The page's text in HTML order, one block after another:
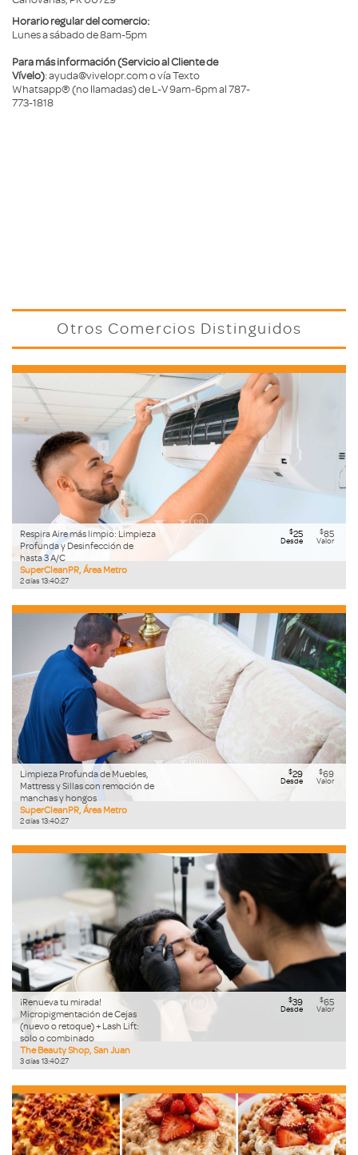
Horario regular del comercio:
Lunes a sábado de 8am-5pm
Para más información (Servicio al Cliente de
Vívelo): ayuda@vivelopr.com o vía Texto
Whatsapp® (no llamadas) de L-V 9am-6pm al 787-
773-1818
Otros Comercios Distinguidos
Respira Aire más limpio: Limpieza
Profunda y Desinfección de
hasta 3 A/C
SuperCleanPR, Área Metro
2días 13:40:26
$25
Desde
$85
Valor
Limpieza Profunda de Muebles,
Mattress y Sillas con remoción de
manchas y hongos
SuperCleanPR, Área Metro
2días 13:40:26
$29
Desde
$69
Valor
¡Renueva tu mirada!
Micropigmentación de Cejas
(nuevo o retoque) + Lash Lift:
solo o combinado
The Beauty Shop, San Juan
3días 13:40:26
$39
Desde
$65
Valor